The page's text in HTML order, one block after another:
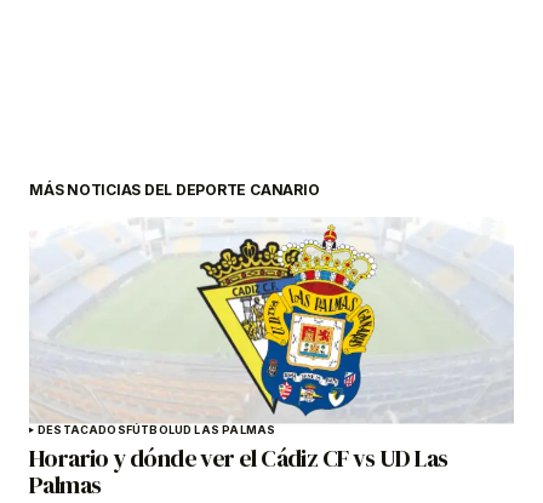
MÁS NOTICIAS DEL DEPORTE CANARIO
DESTACADOSFÚTBOLUD LAS PALMAS
Horario y dónde ver el Cádiz CF vs UD Las
Palmas